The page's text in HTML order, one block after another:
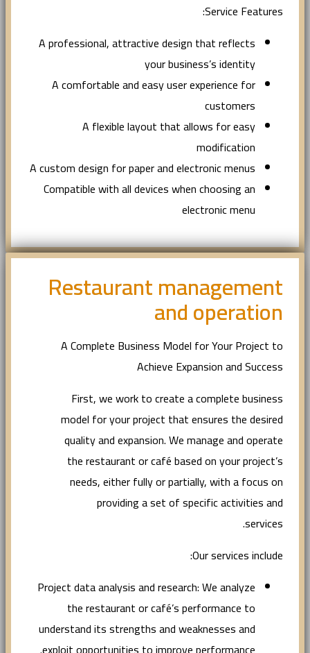
Service Features:
A professional, attractive design that reflects
your business’s identity
A comfortable and easy user experience for
customers
A flexible layout that allows for easy
modification
A custom design for paper and electronic menus
Compatible with all devices when choosing an
electronic menu
Restaurant management
and operation
A Complete Business Model for Your Project to
Achieve Expansion and Success
First, we work to create a complete business
model for your project that ensures the desired
quality and expansion. We manage and operate
the restaurant or café based on your project’s
needs, either fully or partially, with a focus on
providing a set of specific activities and
services.
Our services include:
Project data analysis and research: We analyze
the restaurant or café’s performance to
understand its strengths and weaknesses and